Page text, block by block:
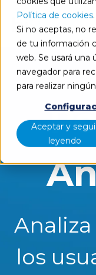
Política de cookies.
Si no aceptas, no
de tu información
web. Se usará una
navegador para
para realizar
Aceptar y
leyendo
los